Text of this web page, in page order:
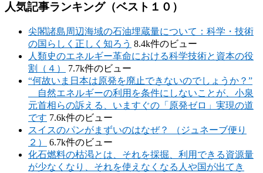
人気記事ランキング（ベスト１０）
尖閣諸島周辺海域の石油埋蔵量について：科学・技術
の国らしく正しく知ろう 8.4k件のビュー
人類史のエネルギー革命における科学技術と資本の役
割（４）
7.7k件のビュー
“何故いま日本は原発を廃止できないのでしょうか？”
自然エネルギーの利用を条件にしないことが、小泉
元首相らの訴える、いますぐの「原発ゼロ」実現の道
です 7.6k件のビュー
スイスのパンがまずいのはなぜ？ （ジュネーブ便り
２）
6.7k件のビュー
化石燃料の枯渇とは、それを採掘、利用できる資源量
が少なくなり、それを使えなくなる人や国が出てき